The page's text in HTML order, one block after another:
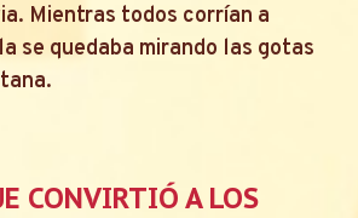
Mientras todos corrían a
se quedaba mirando las gotas
CONVIRTIÓ A LOS